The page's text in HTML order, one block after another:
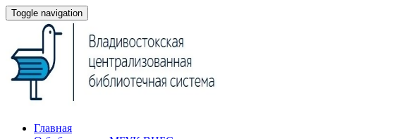
Toggle navigation
Главная